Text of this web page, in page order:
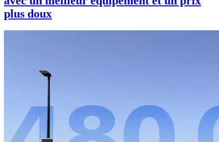
plus doux